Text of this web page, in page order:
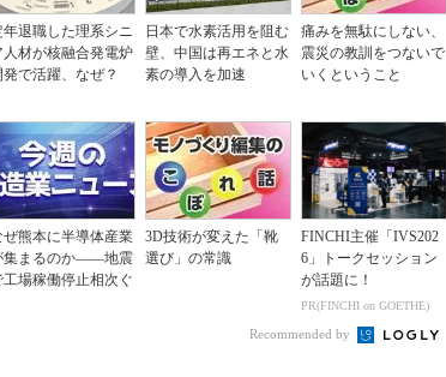
年退職した理系シニ
人材が核融合発電炉
発で活躍、なぜ？
日本で水素活用を阻む
壁、中国は再エネと水
素の導入を加速
痛みを無駄にしない、
震災の教訓をつないで
いくということ
ぜ熊本に半導体産業
集まるのか――地震
工場稼働停止相次ぐ
3D技術が変えた「靴
選び」の常識
FINCHI主催「IVS202
6」トークセッション
が話題に！
PR(FINCHI on GOETHE)
Recommended by